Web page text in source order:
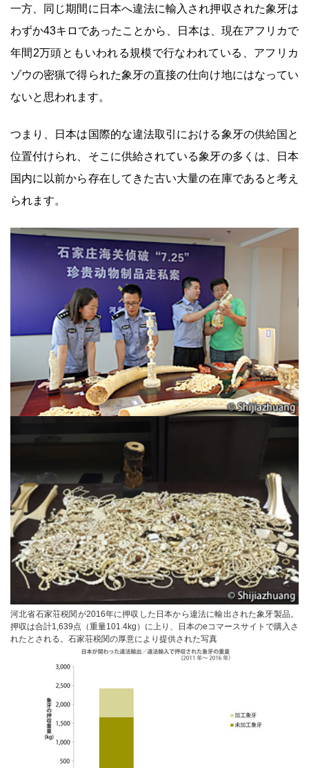
一方、同じ期間に日本へ違法に輸入され押収された象牙は
わずか43キロであったことから、日本は、現在アフリカで
年間2万頭ともいわれる規模で行なわれている、アフリカ
ゾウの密猟で得られた象牙の直接の仕向け地にはなってい
ないと思われます。
つまり、日本は国際的な違法取引における象牙の供給国と
位置付けられ、そこに供給されている象牙の多くは、日本
国内に以前から存在してきた古い大量の在庫であると考え
られます。
河北省石家荘税関が2016年に押収した日本から違法に輸出された象牙製品。
押収は合計1,639点（重量101.4kg）に上り、日本のeコマースサイトで購入さ
れたとされる。石家荘税関の厚意により提供された写真